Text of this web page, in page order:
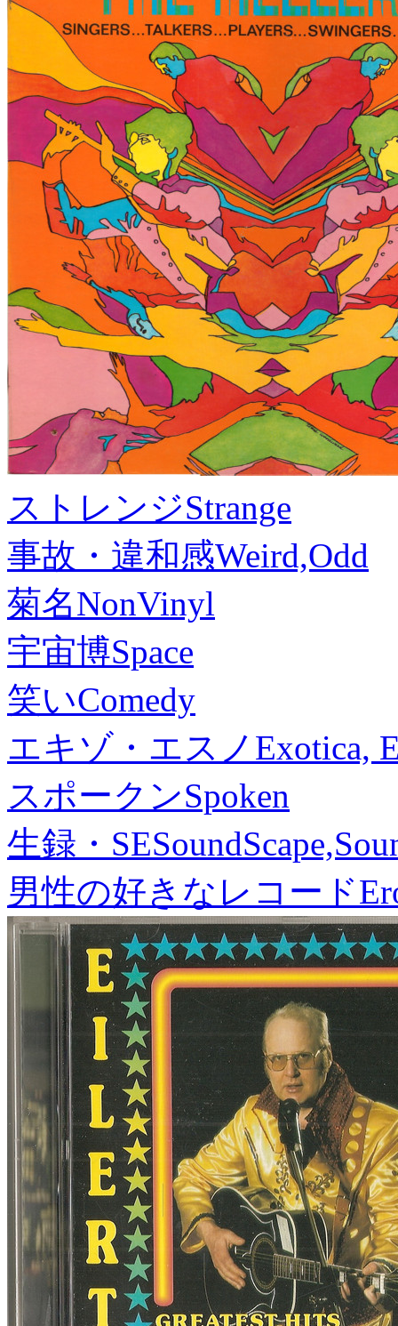
ストレンジStrange
事故・違和感Weird,Odd
菊名NonVinyl
宇宙博Space
笑いComedy
エキゾ・エスノ Exotica,
スポークンSpoken
生録・SE
男性の好きなレコード